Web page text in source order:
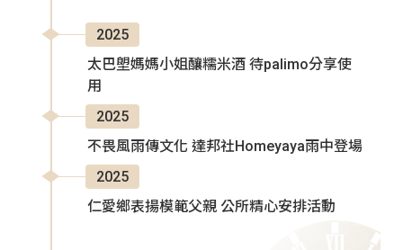
2025
太巴塱媽媽小姐釀糯米酒 待palimo分享使
用
2025
不畏風雨傳文化 達邦社Homeyaya雨中登場
2025
仁愛鄉表揚模範父親 公所精心安排活動